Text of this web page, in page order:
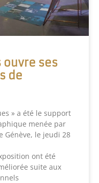
ouvre ses
de
» a été le support
menée par
Génève, le jeudi 28
ont été
suite aux